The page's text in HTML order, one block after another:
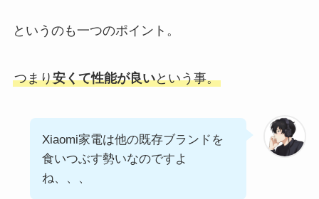
というのも一つのポイント。
つまり安くて性能が良いという事。
Xiaomi家電は他の既存ブランドを
食いつぶす勢いなのですよ
ね、、、